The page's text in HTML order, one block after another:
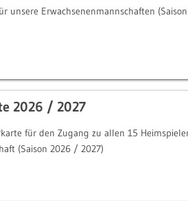
unsere Erwachsenenmannschaften (Saison
2026 / 2027
für den Zugang zu allen 15
(Saison 2026 / 2027)